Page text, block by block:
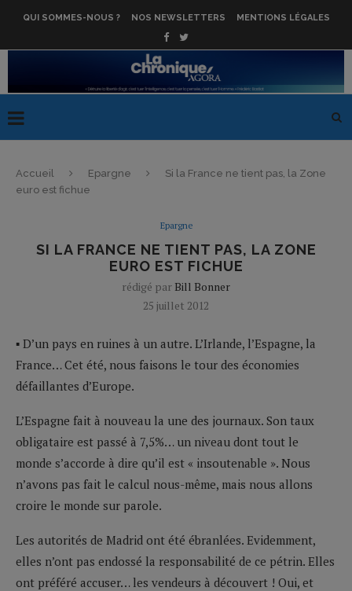
QUI SOMMES-NOUS ? NOS NEWSLETTERS MENTIONS LÉGALES
Accueil Epargne
Si la France ne tient pas, la Zone
euro est fichue
Epargne
SI LA FRANCE NE TIENT PAS, LA ZONE
EURO EST FICHUE
rédigé par Bill Bonner
25 juillet 2012
▪ D’un pays en ruines à un autre. L’Irlande, l’Espagne, la
France… Cet été, nous faisons le tour des économies
défaillantes d’Europe.
L’Espagne fait à nouveau la une des journaux. Son taux
obligataire est passé à 7,5%… un niveau dont tout le
monde s’accorde à dire qu’il est « insoutenable ». Nous
n’avons pas fait le calcul nous-même, mais nous allons
croire le monde sur parole.
Les autorités de Madrid ont été ébranlées. Evidemment,
elles n’ont pas endossé la responsabilité de ce pétrin. Elles
ont préféré accuser… les vendeurs à découvert ! Oui, et